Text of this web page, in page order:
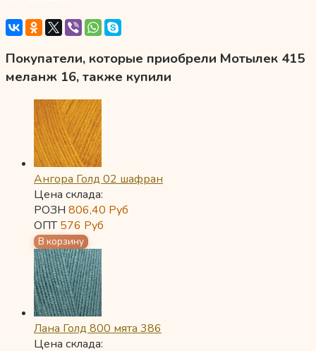
Покупатели, которые приобрели Мотылек 415
меланж 16, также купили
Ангора Голд 02 шафран
Цена склада:
РОЗН 806,40 Руб
ОПТ576 Руб
Лана Голд 800 мята 386
Цена склада: